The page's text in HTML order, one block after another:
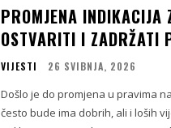
PROMJENA
OSTVARITI I ZADRŽATI
VIJESTI 26 SVIBNJA, 2026
Došlo je do promjena u pravima
često bude ima dobrih, ali i loših